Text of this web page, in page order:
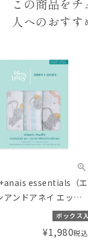
この商品をチ
人へのおすす
サブヒロモリ マリッ
ンレス4点ロックラン
¥